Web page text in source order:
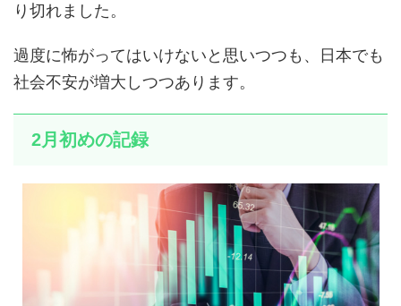
り切れました。
過度に怖がってはいけないと思いつつも、日本でも
社会不安が増大しつつあります。
2月初めの記録